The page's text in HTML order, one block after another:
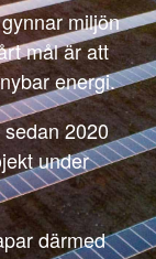
miljön
mål är att
energi.
2020
under
därmed